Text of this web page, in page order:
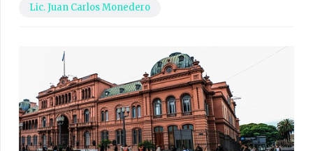
Lic. Juan Carlos Monedero